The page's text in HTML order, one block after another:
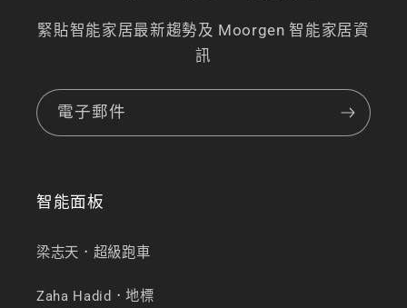
緊貼智能家居最新趨勢及 Moorgen 智能家居資
訊
電子郵件
智能面板
梁志天．超級跑車
Zaha Hadid．地標